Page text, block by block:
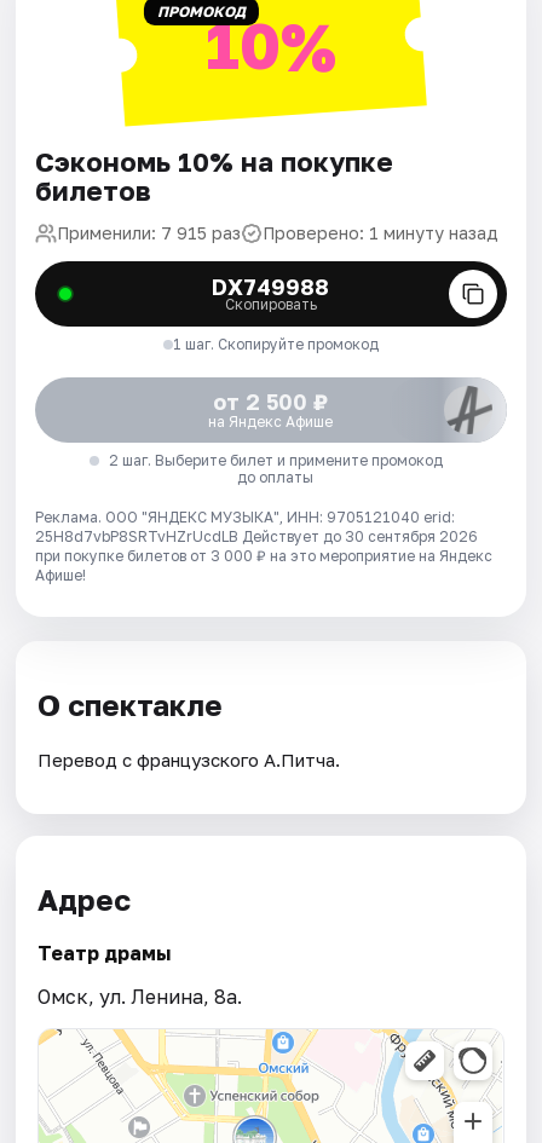
ПРОМОКОД10%
Сэкономь 10% на покупке
билетов
Применили: 7 915 раз Проверено: 1 минуту назад
DX749988
Скопировать
1 шаг. Скопируйте промокод
от 2 500 ₽
на Яндекс Афише
2 шаг. Выберите билет и примените промокод
до оплаты
Реклама. ООО "ЯНДЕКС МУЗЫКА", ИНН: 9705121040 erid:
25H8d7vbP8SRTvHZrUcdLB Действует до 30 сентября 2026
при покупке билетов от 3 000 ₽ на это мероприятие на Яндекс
Афише!
О спектакле
Перевод с французского А.Питча.
Адрес
Театр драмы
Омск, ул. Ленина, 8а.